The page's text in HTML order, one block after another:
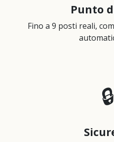
Punto
Fino a 9 posti reali,
🔒